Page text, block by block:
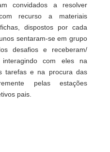
convidados a resolver
recurso a materiais
dispostos por cada
sentaram-se em grupo
desafios e receberam/
com eles na
tarefas e na procura das
pelas estações
pais.